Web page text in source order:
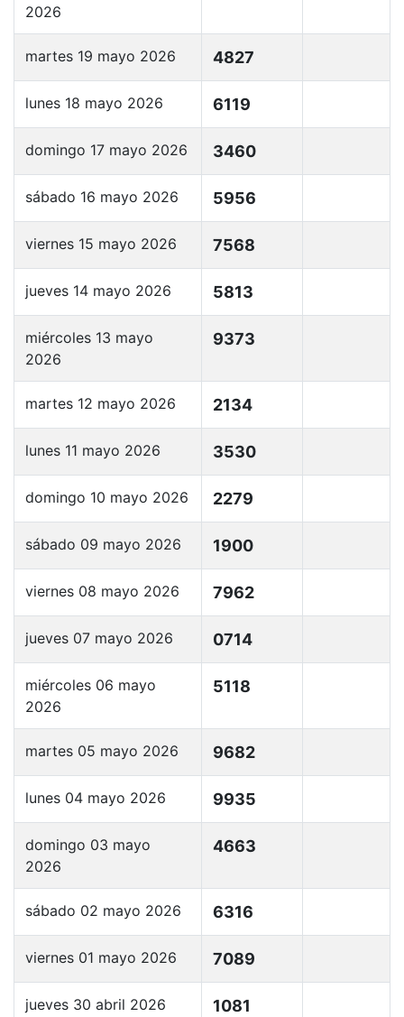
2026
martes 19 mayo 2026 4827
lunes 18 mayo 2026 6119
domingo 17 mayo 2026 3460
sábado 16 mayo 2026 5956
viernes 15 mayo 2026 7568
jueves 14 mayo 2026 5813
miércoles 13 mayo
2026
9373
martes 12 mayo 2026 2134
lunes 11 mayo 2026 3530
domingo 10 mayo 2026 2279
sábado 09 mayo 2026 1900
viernes 08 mayo 2026 7962
jueves 07 mayo 2026 0714
miércoles 06 mayo
2026
5118
martes 05 mayo 2026 9682
lunes 04 mayo 2026 9935
domingo 03 mayo
2026
4663
sábado 02 mayo 2026 6316
viernes 01 mayo 2026 7089
jueves 30 abril 2026 1081